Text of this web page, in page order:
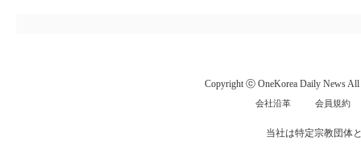
Copyright ⓒ OneKorea Daily News All
会社沿革 会員規約
当社は特定宗教団体